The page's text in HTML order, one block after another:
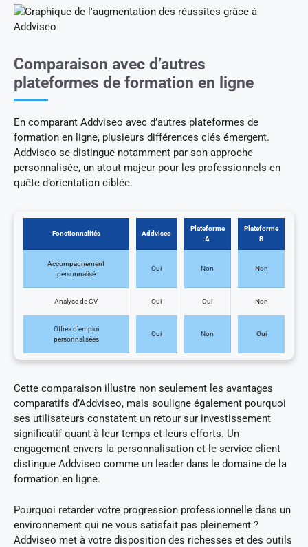
Comparaison avec d’autres
plateformes de formation en ligne
En comparant Addviseo avec d’autres plateformes de
formation en ligne, plusieurs différences clés émergent.
Addviseo se distingue notamment par son approche
personnalisée, un atout majeur pour les professionnels en
quête d’orientation ciblée.
Fonctionnalités Addviseo
Plateforme
A
Plateforme
B
Accompagnement
personnalisé
Oui Non Non
Analyse de CV Oui Oui Non
Offres d’emploi
personnalisées
Oui Non Oui
Cette comparaison illustre non seulement les avantages
comparatifs d’Addviseo, mais souligne également pourquoi
ses utilisateurs constatent un retour sur investissement
significatif quant à leur temps et leurs efforts. Un
engagement envers la personnalisation et le service client
distingue Addviseo comme un leader dans le domaine de la
formation en ligne.
Pourquoi retarder votre progression professionnelle dans un
environnement qui ne vous satisfait pas pleinement ?
Addviseo met à votre disposition des richesses et des outils